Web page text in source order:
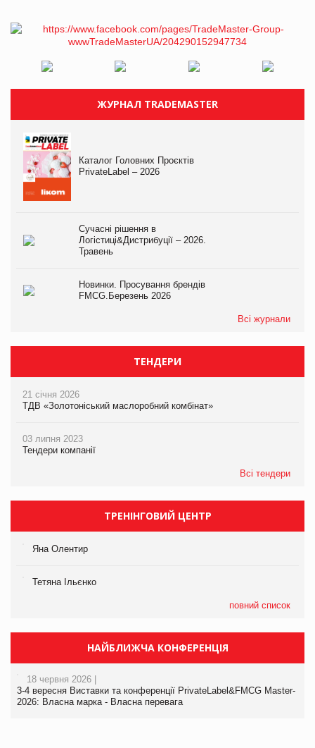
ЖУРНАЛ TRADEMASTER
Каталог Головних Проєктів
PrivateLabel – 2026
Сучасні рішення в
Логістиці&Дистрибуції – 2026.
Травень
Новинки. Просування брендів
FMCG.Березень 2026
Всі журнали
ТЕНДЕРИ
21 січня 2026
ТДВ «Золотоніський маслоробний комбінат»
03 липня 2023
Тендери компанії
Всі тендери
ТРЕНІНГОВИЙ ЦЕНТР
Яна Олентир
Тетяна Ільєнко
повний список
НАЙБЛИЖЧА КОНФЕРЕНЦІЯ
18 червня 2026 |
3-4 вересня Виставки та конференції PrivateLabel&FMCG Master-
2026: Власна марка - Власна перевага